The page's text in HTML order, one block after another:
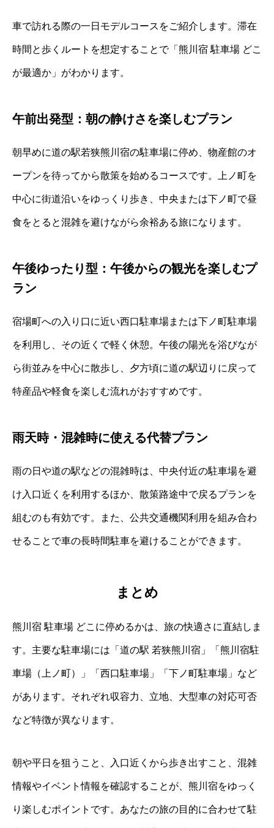
車で訪れる際の一日モデルコースをご紹介します。滞在
時間と歩くルートを想定することで「熊川宿 駐車場 どこ
が最適か」がわかります。
午前出発型：朝の静けさを楽しむプラン
朝早めに道の駅若狭熊川宿の駐車場に停め、物産館のオ
ープンを待ってから散策を始めるコースです。上ノ町を
中心に街道沿いをゆっくり歩き、中央または下ノ町で昼
食をとると混雑を避けながら余裕ある旅になります。
午後ゆったり型：午後からの観光を楽しむプ
ラン
宿場町への入り口に近い西口駐車場または下ノ町駐車場
を利用し、その近くで軽く休憩。午後の陽光を浴びなが
ら街並みを中心に散歩し、夕方頃に道の駅辺りに戻って
特産品や軽食を楽しむ流れがおすすめです。
雨天時・混雑時に使える代替プラン
雨の日や道の駅などの混雑時は、中央付近の駐車場を避
け入口近くを利用するほか、散策路途中で戻るプランを
組むのも有効です。また、公共交通機関利用を組み合わ
せることで車の長時間駐車を避けることができます。
まとめ
熊川宿 駐車場 どこに停めるかは、旅の快適さに直結しま
す。主要な駐車場には「道の駅 若狭熊川宿」「熊川宿駐
車場（上ノ町）」「西口駐車場」「下ノ町駐車場」など
があります。それぞれ収容力、立地、大型車の対応可否
など特徴が異なります。
朝や平日を狙うこと、入口近くから歩き出すこと、混雑
情報やイベント情報を確認することが、熊川宿をゆっく
り楽しむポイントです。あなたの旅の目的に合わせて駐